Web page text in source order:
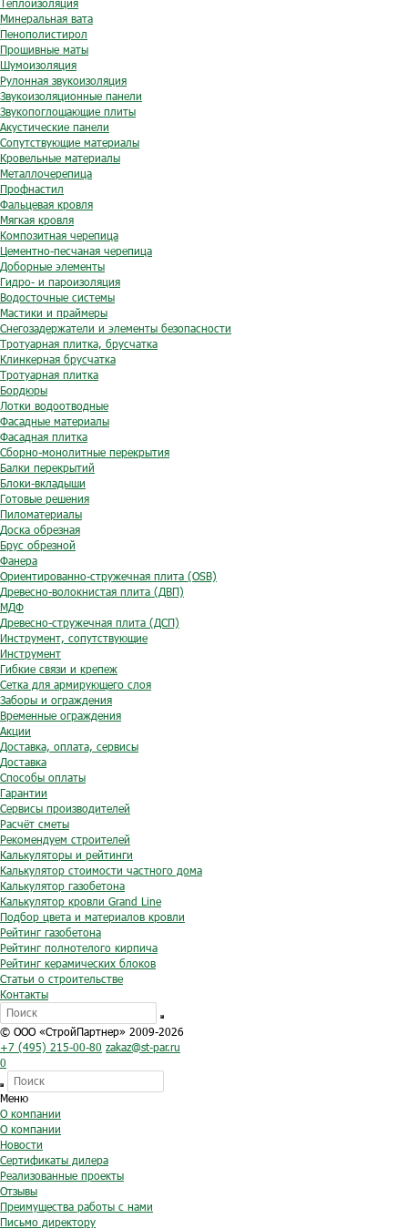
Теплоизоляция
Минеральная вата
Пенополистирол
Прошивные маты
Шумоизоляция
Рулонная звукоизоляция
Звукоизоляционные панели
Звукопоглощающие плиты
Акустические панели
Сопутствующие материалы
Кровельные материалы
Металлочерепица
Профнастил
Фальцевая кровля
Мягкая кровля
Композитная черепица
Цементно-песчаная черепица
Доборные элементы
Гидро- и пароизоляция
Водосточные системы
Мастики и праймеры
Снегозадержатели и элементы безопасности
Тротуарная плитка, брусчатка
Клинкерная брусчатка
Тротуарная плитка
Бордюры
Лотки водоотводные
Фасадные материалы
Фасадная плитка
Сборно-монолитные перекрытия
Балки перекрытий
Блоки-вкладыши
Готовые решения
Пиломатериалы
Доска обрезная
Брус обрезной
Фанера
Ориентированно-стружечная плита (OSB)
Древесно-волокнистая плита (ДВП)
МДФ
Древесно-стружечная плита (ДСП)
Инструмент, сопутствующие
Инструмент
Гибкие связи и крепеж
Сетка для армирующего слоя
Заборы и ограждения
Временные ограждения
Акции
Доставка, оплата, сервисы
Доставка
Способы оплаты
Гарантии
Сервисы производителей
Расчёт сметы
Рекомендуем строителей
Калькуляторы и рейтинги
Калькулятор стоимости частного дома
Калькулятор газобетона
Калькулятор кровли Grand Line
Подбор цвета и материалов кровли
Рейтинг газобетона
Рейтинг полнотелого кирпича
Рейтинг керамических блоков
Статьи о строительстве
Контакты
© ООО «СтройПартнер» 2009-2026
+7 (495) 215-00-80 zakaz@st-par.ru
0
Меню
О компании
О компании
Новости
Сертификаты дилера
Реализованные проекты
Отзывы
Преимущества работы с нами
Письмо директору